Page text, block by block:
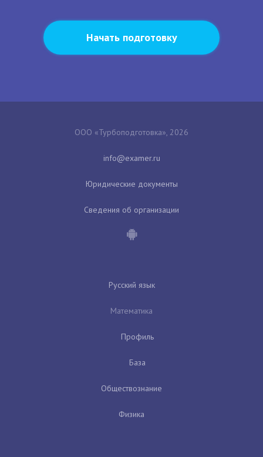
Начать подготовку
ООО «Турбоподготовка», 2026
Юридические документы
Сведения об организации
Русский язык
Математика
Профиль
База
Обществознание
Физика